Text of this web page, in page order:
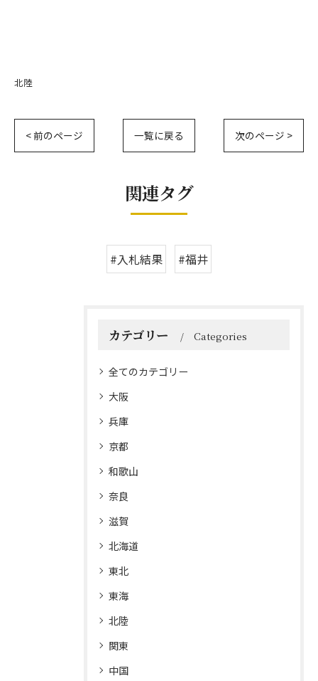
北陸
< 前のページ 一覧に戻る 次のページ >
関連タグ
#入札結果 #福井
カテゴリー Categories
全てのカテゴリー
大阪
兵庫
京都
和歌山
奈良
滋賀
北海道
東北
東海
北陸
関東
中国